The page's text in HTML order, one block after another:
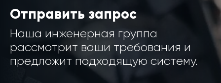
Отправить запрос
Наша инженерная группа
рассмотрит ваши требования и
предложит подходящую систему.